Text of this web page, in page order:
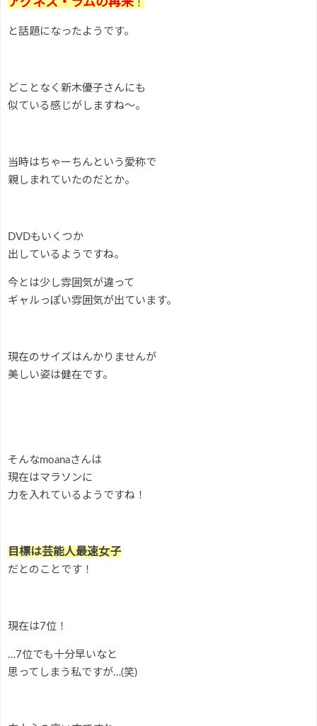
アグネス・ラムの再来 ！
と話題になったようです。
どことなく新木優子さんにも
似ている感じがしますね～。
当時はちゃーちんという愛称で
親しまれていたのだとか。
DVDもいくつか
出しているようですね。
今とは少し雰囲気が違って
ギャルっぽい雰囲気が出ています。
現在のサイズはんかりませんが
美しい姿は健在です。
そんなmoanaさんは
現在はマラソンに
力を入れているようですね！
目標は芸能人最速女子
だとのことです！
現在は7位！
…7位でも十分早いなと
思ってしまう私ですが…(笑)